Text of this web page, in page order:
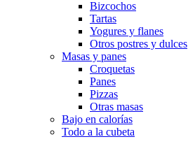
Bizcochos
Tartas
Yogures y flanes
Otros postres y dulces
Masas y panes
Croquetas
Panes
Pizzas
Otras masas
Bajo en calorías
Todo a la cubeta